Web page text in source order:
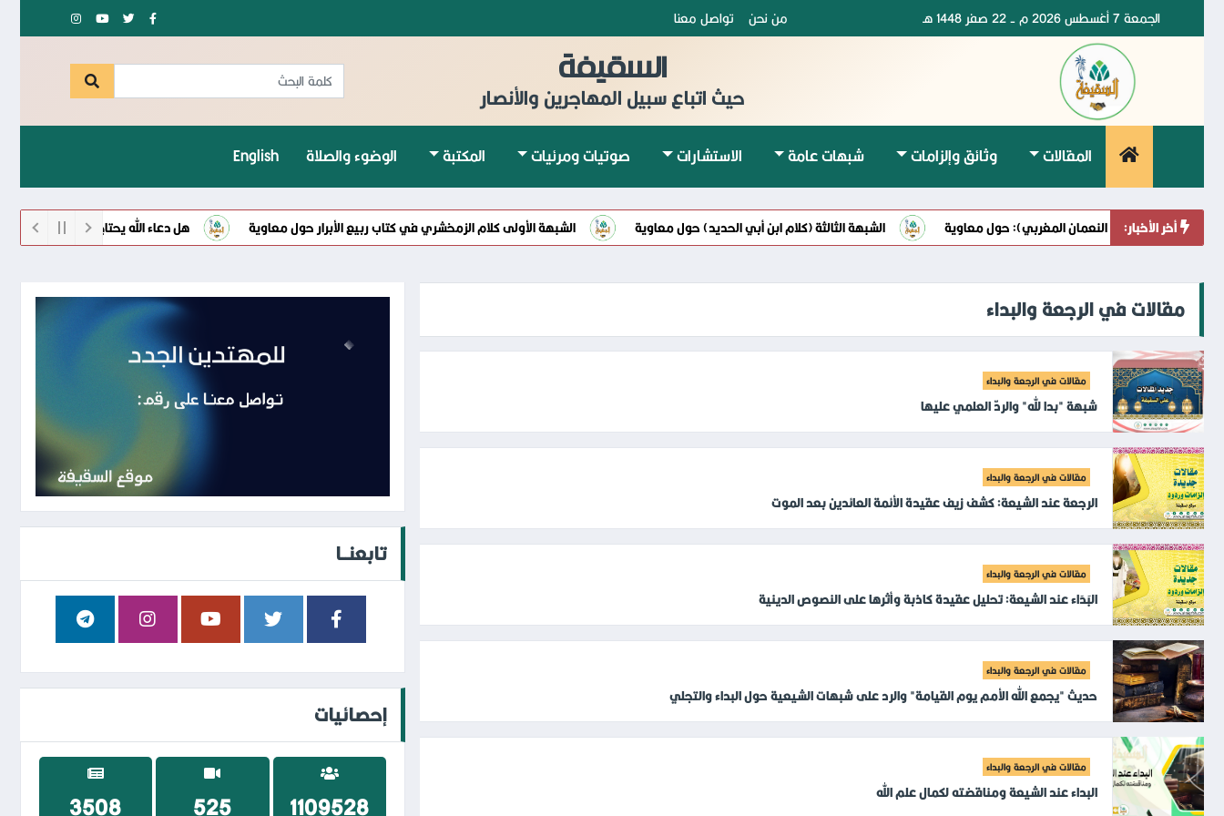
الجمعة 7 أغسطس 2026 م - 22 صفر 1448 هـ من نحن تواصل معنا
السقيفة
حيث اتباع سبيل المهاجرين والأنصار
المقالات وثائق وإلزامات شبهات عامة الاستشارات صوتيات ومرئيات المكتبة الوضوء والصلاة English
أخر الأخبار:
أبي حنيفة النعمان المغربي): حول معاوية الشبهة الثالثة (كلام ابن أبي الحديد) حول معاوية الشبهة الأولى كلام الزمخشري في كتاب ربيع الأبرار حول معاوية هل دعاء الله يحتاج إلى واسطة كما يزعم
مقالات في الرجعة والبداء
مقالات في الرجعة والبداء
شبهة "بدا لله" والردّ العلمي عليها
مقالات في الرجعة والبداء
الرجعة عند الشيعة: كشف زيف عقيدة الأئمة العائدين بعد الموت
مقالات في الرجعة والبداء
البَدَاء عند الشيعة: تحليل عقيدة كاذبة وأثرها على النصوص الدينية
مقالات في الرجعة والبداء
حديث "يجمع الله الأمم يوم القيامة" والرد على شبهات الشيعية حول البداء والتجلي
مقالات في الرجعة والبداء
البداء عند الشيعة ومناقضته لكمال علم الله
تابعنــا
إحصائيات
1166696
553
3693